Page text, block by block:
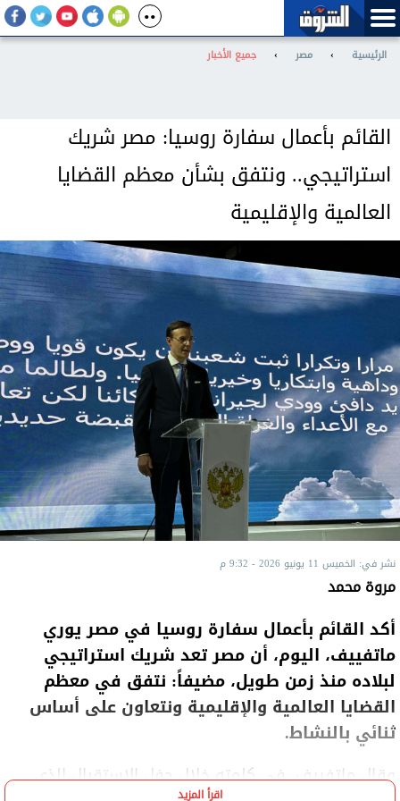
الرئيسية › مصر › جميع الأخبار
القائم بأعمال سفارة روسيا: مصر شريك
استراتيجي.. ونتفق بشأن معظم القضايا
العالمية والإقليمية
نشر في: الخميس 11 يونيو 2026 - 9:32 م
مروة محمد
أكد القائم بأعمال سفارة روسيا في مصر يوري
ماتفييف، اليوم، أن مصر تعد شريك استراتيجي
لبلاده منذ زمن طويل، مضيفاً: نتفق في معظم
القضايا العالمية والإقليمية ونتعاون على أساس
ثنائي بالنشاط.
وقال ماتفييف، في كلمته خلال حفل الاستقبال الذي
اقرأ المزيد